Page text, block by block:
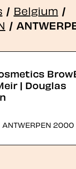
/ Belgium /
/
| Douglas
ANTWERPEN 2000